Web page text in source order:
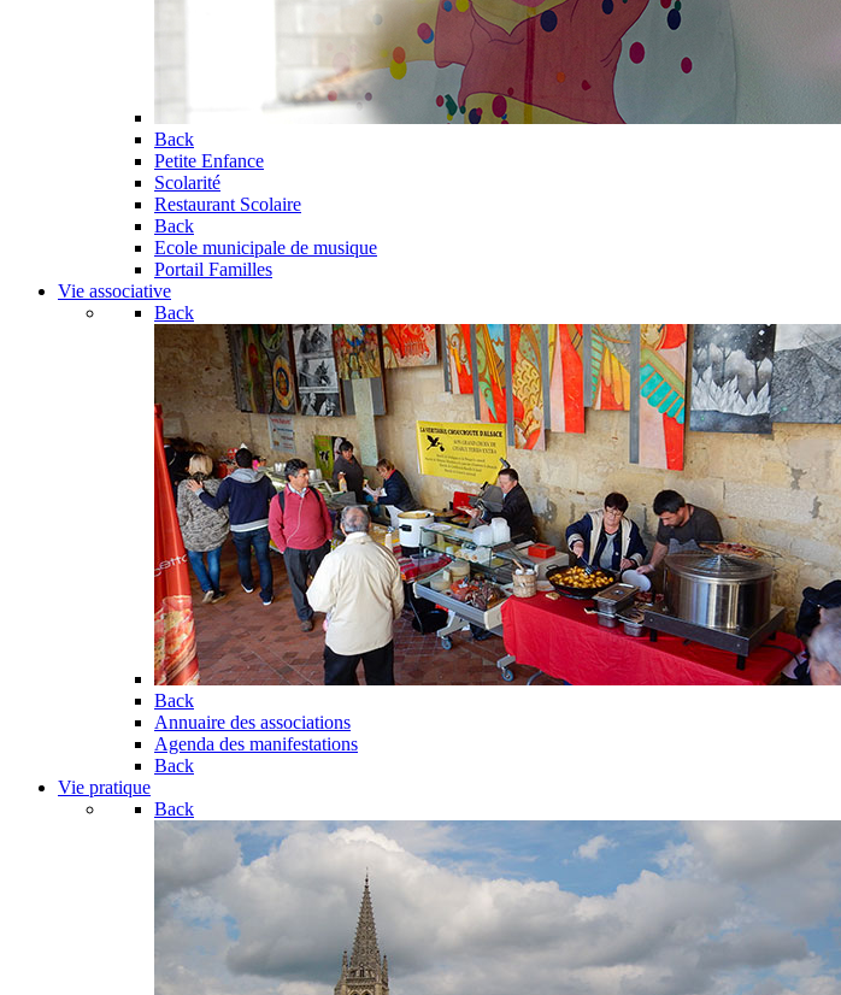
Back
Petite Enfance
Scolarité
Restaurant Scolaire
Back
Ecole municipale de musique
Portail Familles
Vie associative
Back
Back
Annuaire des associations
Agenda des manifestations
Back
Vie pratique
Back